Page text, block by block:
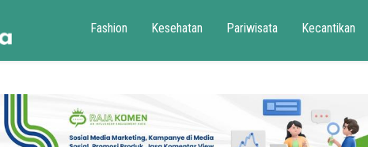
Fashion Kesehatan Pariwisata Kecantikan